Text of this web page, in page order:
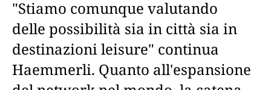
"Stiamo comunque valutando
delle possibilità sia in città sia in
destinazioni leisure" continua
Haemmerli. Quanto all'espansione